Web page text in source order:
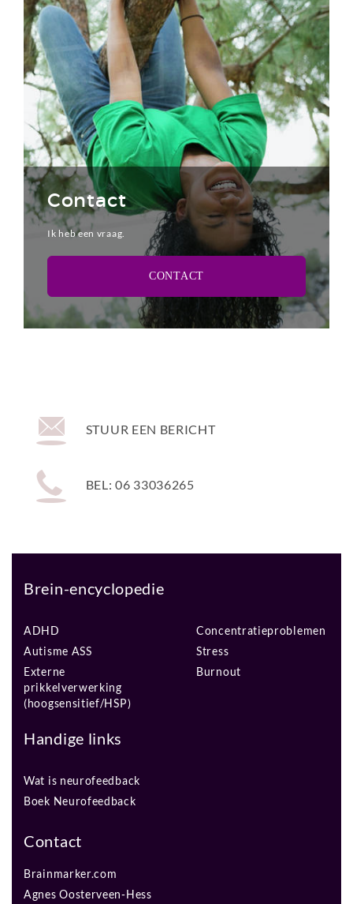
Contact
Ik heb een vraag.
CONTACT
STUUR EEN BERICHT
BEL: 06 33036265
Brein-encyclopedie
ADHD
Autisme ASS
Externe
prikkelverwerking
(hoogsensitief/HSP)
Concentratieproblemen
Stress
Burnout
Handige links
Wat is neurofeedback
Boek Neurofeedback
Contact
Brainmarker.com
Agnes Oosterveen-Hess